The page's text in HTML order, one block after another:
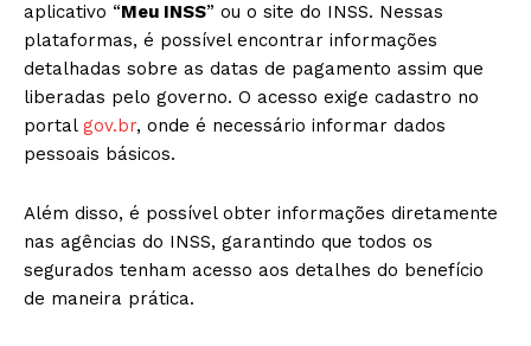
aplicativo “Meu INSS” ou o site do INSS. Nessas
plataformas, é possível encontrar informações
detalhadas sobre as datas de pagamento assim que
liberadas pelo governo. O acesso exige cadastro no
portal gov.br, onde é necessário informar dados
pessoais básicos.
Além disso, é possível obter informações diretamente
nas agências do INSS, garantindo que todos os
segurados tenham acesso aos detalhes do benefício
de maneira prática.